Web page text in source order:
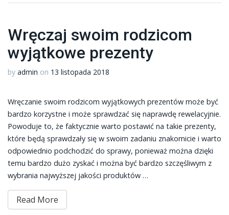
Wręczaj swoim rodzicom
wyjątkowe prezenty
by admin on 13 listopada 2018
Wręczanie swoim rodzicom wyjątkowych prezentów może być
bardzo korzystne i może sprawdzać się naprawdę rewelacyjnie.
Powoduje to, że faktycznie warto postawić na takie prezenty,
które będą sprawdzały się w swoim zadaniu znakomicie i warto
odpowiednio podchodzić do sprawy, ponieważ można dzięki
temu bardzo dużo zyskać i można być bardzo szczęśliwym z
wybrania najwyższej jakości produktów …
Read More